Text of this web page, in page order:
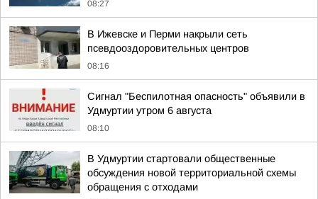
08:27
В Ижевске и Перми накрыли сеть
псевдооздоровительных центров
08:16
Сигнал "Беспилотная опасность" объявили в
Удмуртии утром 6 августа
08:10
В Удмуртии стартовали общественные
обсуждения новой территориальной схемы
обращения с отходами